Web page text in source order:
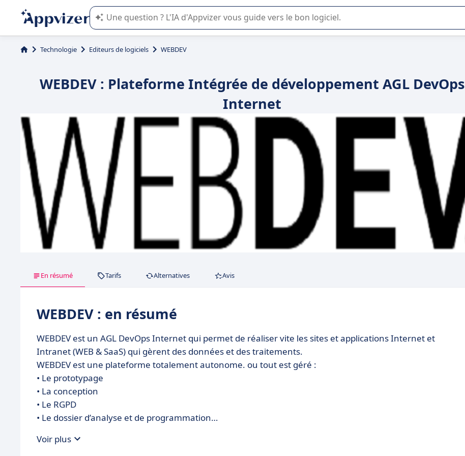
L'IA de Appvizer vous guide dans l'utilisation ou la sélection de logiciel SaaS en entreprise.
Technologie Editeurs de logiciels WEBDEV
WEBDEV : Plateforme Intégrée de développement AGL DevOps
Internet
En résumé Tarifs Alternatives Avis
WEBDEV : en résumé
WEBDEV est un AGL DevOps Internet qui permet de réaliser vite les sites et applications Internet et
Intranet (WEB & SaaS) qui gèrent des données et des traitements.
WEBDEV est une plateforme totalement autonome. ou tout est géré :
• Le prototypage
• La conception
• Le RGPD
• Le dossier d’analyse et de programmation
• Les Bases de Données
Voir plus